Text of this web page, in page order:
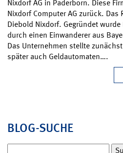
Nixdorf AG in Paderborn. Diese
Nixdorf Computer AG zurück.
Diebold Nixdorf. Gegründet wurde
durch einen Einwanderer aus
Das Unternehmen stellte
später auch Geldautomaten….
BLOG-SUCHE